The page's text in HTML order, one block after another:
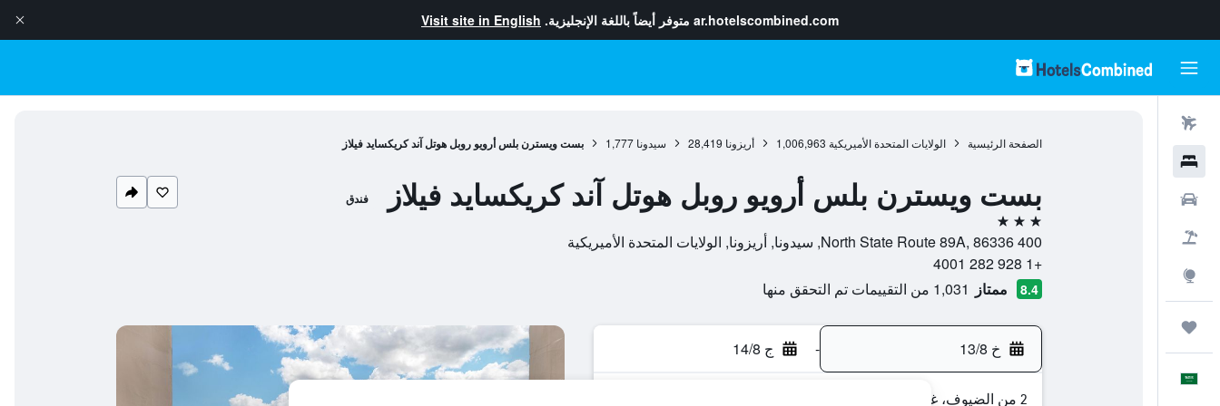
ar.hotelscombined.com متوفر أيضاً باللغة الإنجليزية. Visit site in English
الصفحة الرئيسية الولايات المتحدة الأميريكية 1,006,963 أريزونا 28,419 سيدونا 1,777 بست ويسترن بلس أرويو روبل هوتل آند كريكسايد فيلاز
بست ويسترن بلس أرويو روبل هوتل آند كريكسايد فيلاز فندق
3 نجوم
400 North State Route 89A, 86336, سيدونا, أريزونا, الولايات المتحدة الأميريكية
+1 928 282 4001
8.4 ممتاز 1,031 من التقييمات تم التحقق منها
خ 13/8 - ج 14/8
2 من الضيوف، غرفة واحدة